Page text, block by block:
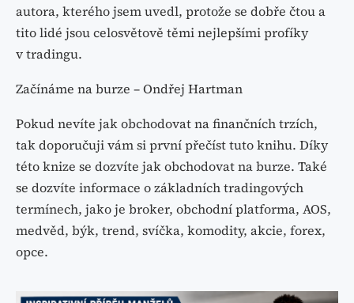
autora, kterého jsem uvedl, protože se dobře čtou a
tito lidé jsou celosvětově těmi nejlepšími profíky
v tradingu.
Začínáme na burze – Ondřej Hartman
Pokud nevíte jak obchodovat na finančních trzích,
tak doporučuji vám si první přečíst tuto knihu. Díky
této knize se dozvíte jak obchodovat na burze. Také
se dozvíte informace o základních tradingových
termínech, jako je broker, obchodní platforma, AOS,
medvěd, býk, trend, svíčka, komodity, akcie, forex,
opce.